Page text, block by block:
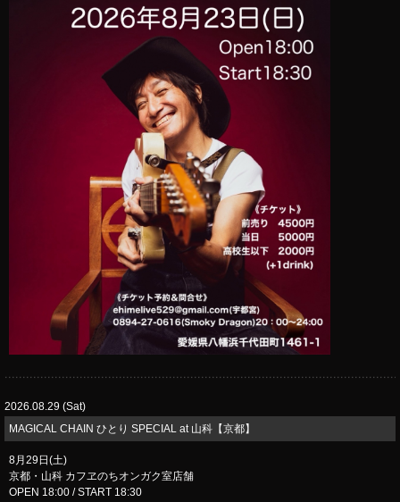
2026.08.29 (Sat)
MAGICAL CHAIN ひとり SPECIAL at 山科【京都】
8月29日(土)
京都・山科 カフヱのちオンガク室店舗
OPEN 18:00 / START 18:30